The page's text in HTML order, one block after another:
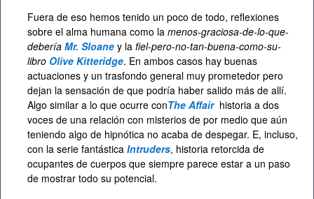
Fuera de eso hemos tenido un poco de todo, reflexiones
sobre el alma humana como la menos-graciosa-de-lo-que-
debería Mr. Sloane y la fiel-pero-no-tan-buena-como-su-
libro Olive Kitteridge. En ambos casos hay buenas
actuaciones y un trasfondo general muy prometedor pero
dejan la sensación de que podría haber salido más de allí.
Algo similar a lo que ocurre conThe Affairhistoria a dos
voces de una relación con misterios de por medio que aún
teniendo algo de hipnótica no acaba de despegar. E, incluso,
con la serie fantástica Intruders, historia retorcida de
ocupantes de cuerpos que siempre parece estar a un paso
de mostrar todo su potencial.